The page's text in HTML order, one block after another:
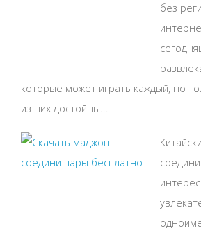
без
которые может играть каждый, но
из них достойны...